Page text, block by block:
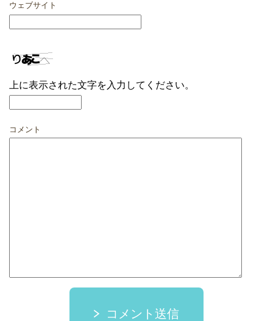
ウェブサイト
上に表示された文字を入力してください。
コメント
コメント送信